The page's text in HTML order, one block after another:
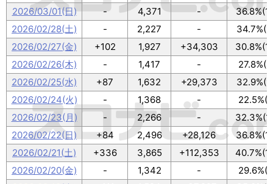
2026/03/01(日)
- 4,371 -
2026/02/28(土)
- 2,227 -
2026/02/27(金)
+102 1,927 +34,303
2026/02/26(木)
- 1,417 -
2026/02/25(水)
+87 1,632 +29,373
2026/02/24(火)
- 1,368 -
2026/02/23(月)
- 2,266 -
2026/02/22(日)
+84 2,496 +28,126
2026/02/21(土)
+336 3,865 +112,353
2026/02/20(金)
- 1,342 -